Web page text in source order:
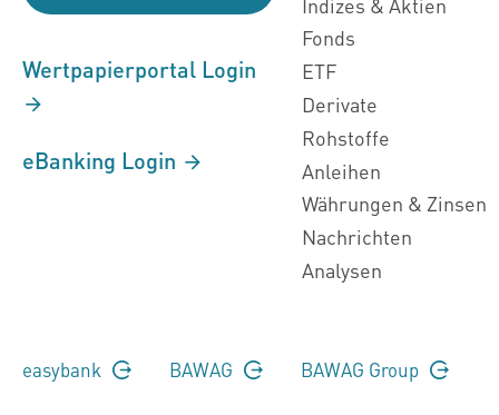
Wertpapierportal Login
eBanking Login
Fonds
ETF
Derivate
Rohstoffe
Anleihen
Währungen & Zinsen
Nachrichten
Analysen
easybank BAWAG BAWAG Group